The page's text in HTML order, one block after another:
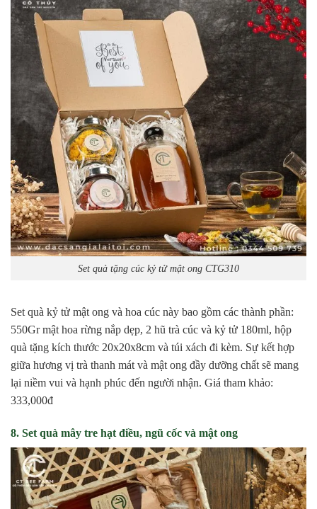
Set quà tặng cúc kỷ tử mật ong CTG310
Set quà kỷ tử mật ong và hoa cúc này bao gồm các thành phần:
550Gr mật hoa rừng nắp dẹp, 2 hũ trà cúc và kỷ tử 180ml, hộp
quà tặng kích thước 20x20x8cm và túi xách đi kèm. Sự kết hợp
giữa hương vị trà thanh mát và mật ong đầy dưỡng chất sẽ mang
lại niềm vui và hạnh phúc đến người nhận. Giá tham khảo:
333,000đ
8. Set quà mây tre hạt điều, ngũ cốc và mật ong